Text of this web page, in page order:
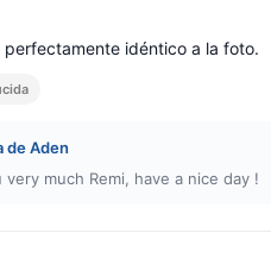
perfectamente idéntico a la foto.
de Aden
very much Remi, have a nice day !